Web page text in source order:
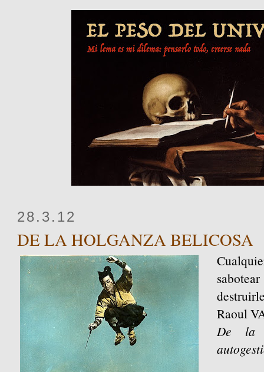
28.3.12
DE LA HOLGANZA BELICOSA
Raoul
De la